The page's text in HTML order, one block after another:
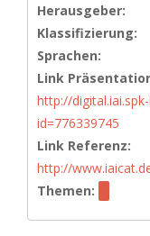
Herausgeber:
Klassifizierung:
Sprachen:
Link
http://
id=776339745
Link Referenz:
http://
Themen: